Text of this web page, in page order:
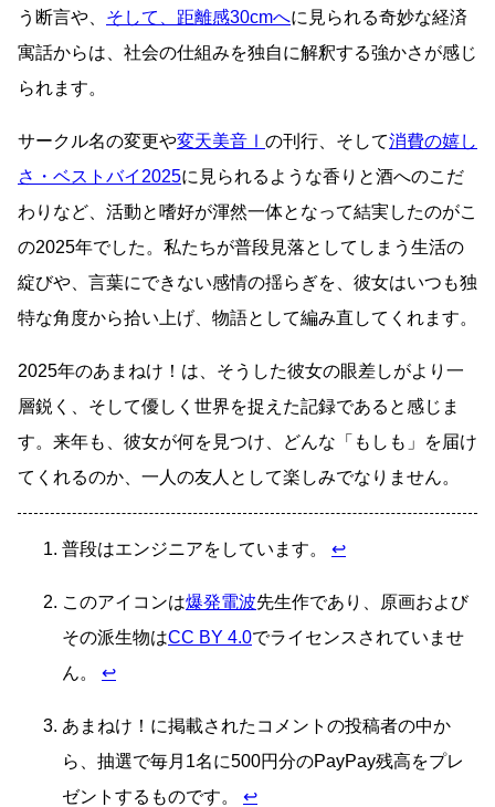
う断言や、 そして、距離感30cmへに見られる奇妙な経済
寓話からは、社会の仕組みを独自に解釈する強かさが感じ
られます。
サークル名の変更や変天美音Ⅰ の刊行、そして消費の嬉し
さ・ベストバイ2025に見られるような香りと酒へのこだ
わりなど、活動と嗜好が渾然一体となって結実したのがこ
の2025年でした。私たちが普段見落としてしまう生活の
綻びや、言葉にできない感情の揺らぎを、彼女はいつも独
特な角度から拾い上げ、物語として編み直してくれます。
2025年のあまねけ！は、そうした彼女の眼差しがより一
層鋭く、そして優しく世界を捉えた記録であると感じま
す。来年も、彼女が何を見つけ、どんな「もしも」を届け
てくれるのか、一人の友人として楽しみでなりません。
普段はエンジニアをしています。 ↩
このアイコンは爆発電波先生作であり、原画および
その派生物はCC BY 4.0でライセンスされていませ
ん。 ↩
あまねけ！に掲載されたコメントの投稿者の中か
ら、抽選で毎月1名に500円分のPayPay残高をプレ
ゼントするものです。 ↩